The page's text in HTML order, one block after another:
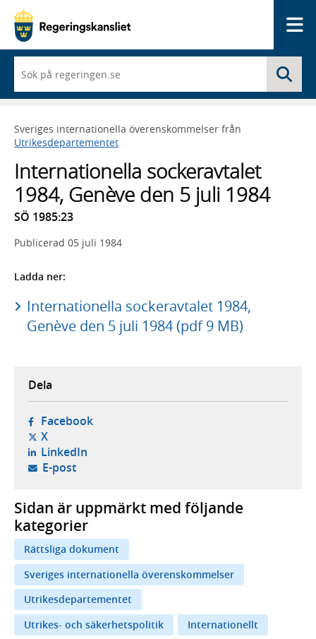
du
börjar
skriva
framträder
en
med
sökförslag
Sveriges internationella överenskommelser från
Utrikesdepartementet
Internationella sockeravtalet
1984, Genève den 5 juli 1984
SÖ 1985:23
Publicerad 05 juli 1984
Ladda ner:
Internationella sockeravtalet 1984,
Genève den 5 juli 1984 (pdf 9 MB)
Dela
Facebook- öppnas i ny flik, extern webbplats,
X- öppnas i ny flik, extern webbplats,
LinkedIn- öppnas i ny flik, extern webbplats,
E-post- öppnar din e-postklient,
Sidan är uppmärkt med följande
kategorier
Rättsliga dokument
Sveriges internationella överenskommelser
Utrikesdepartementet
Utrikes- och säkerhetspolitik
Internationellt